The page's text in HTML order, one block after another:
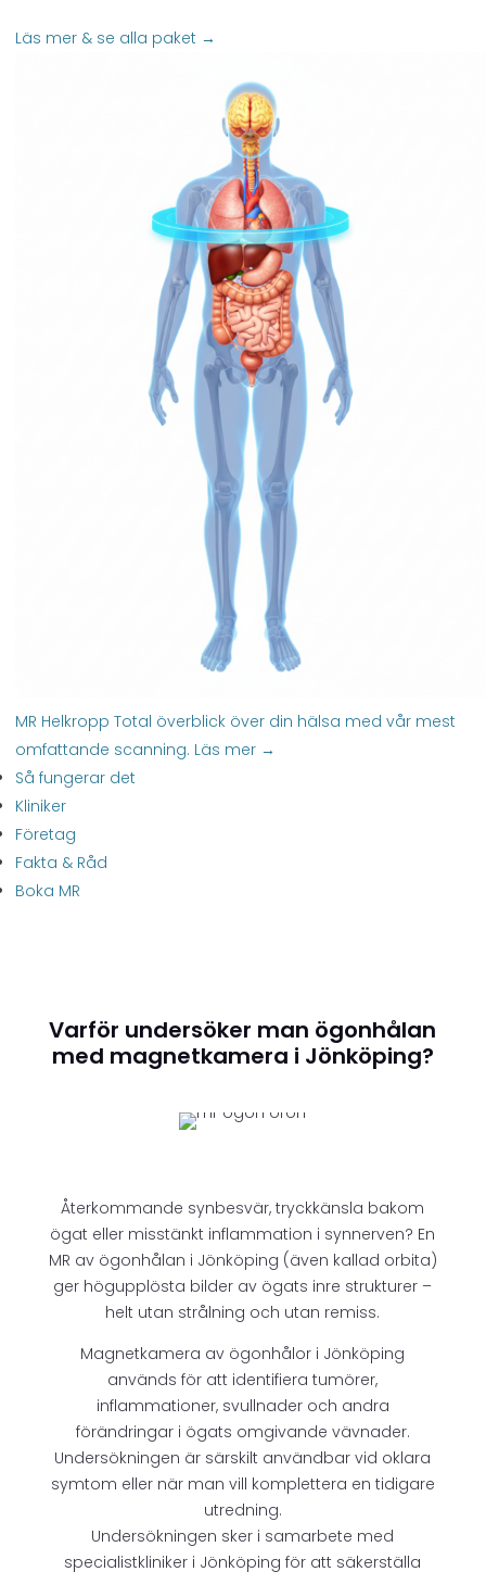
Läs mer & se alla paket →
MR Helkropp Total överblick över din hälsa med vår mest
omfattande scanning. Läs mer →
Så fungerar det
Kliniker
Företag
Fakta & Råd
Boka MR
Varför undersöker man ögonhålan
med magnetkamera i Jönköping?
Återkommande synbesvär, tryckkänsla bakom
ögat eller misstänkt inflammation i synnerven? En
MR av ögonhålan i Jönköping (även kallad orbita)
ger högupplösta bilder av ögats inre strukturer –
helt utan strålning och utan remiss.
Magnetkamera av ögonhålor i Jönköping
används för att identifiera tumörer,
inflammationer, svullnader och andra
förändringar i ögats omgivande vävnader.
Undersökningen är särskilt användbar vid oklara
symtom eller när man vill komplettera en tidigare
utredning.
Undersökningen sker i samarbete med
specialistkliniker i Jönköping för att säkerställa